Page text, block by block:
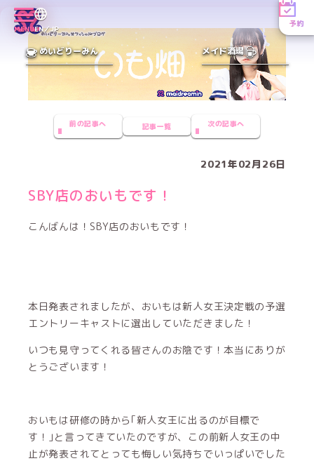
MENUEN／JP
予約
めいどりーみん メイド酒場
前の記事へ 記事一覧 次の記事へ
2021年02月26日
SBY店のおいもです！
こんばんは！SBY店のおいもです！
本日発表されましたが、おいもは新人女王決定戦の予選
エントリーキャストに選出していただきました！
いつも見守ってくれる皆さんのお陰です！本当にありが
とうございます！
おいもは研修の時から｢新人女王に出るのが目標で
す！｣と言ってきていたのですが、この前新人女王の中
止が発表されてとっても悔しい気持ちでいっぱいでした